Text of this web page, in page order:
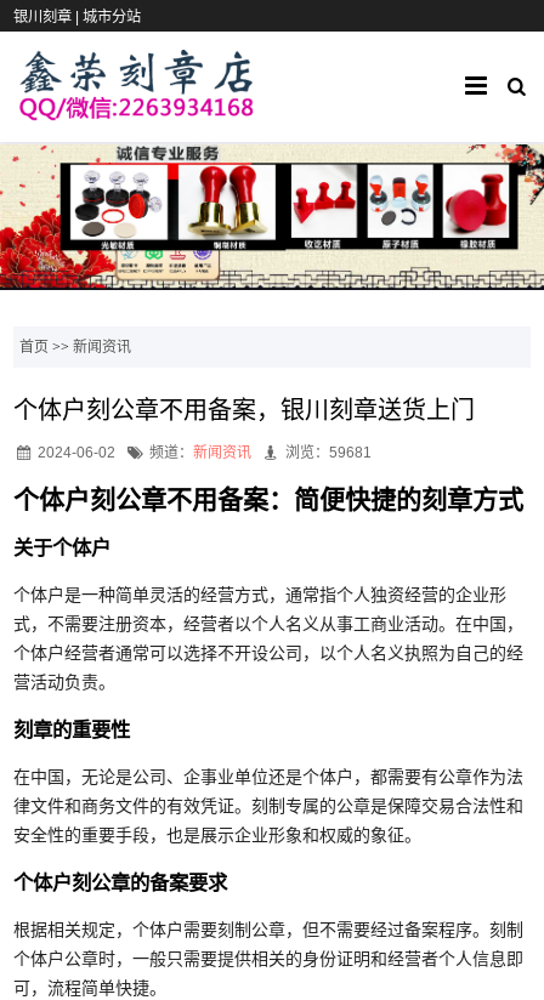
银川刻章 |城市分站
首页 >>新闻资讯
个体户刻公章不用备案，银川刻章送货上门
2024-06-02 频道： 新闻资讯 浏览：59681
个体户刻公章不用备案：简便快捷的刻章方式
关于个体户
个体户是一种简单灵活的经营方式，通常指个人独资经营的企业形
式，不需要注册资本，经营者以个人名义从事工商业活动。在中国，
个体户经营者通常可以选择不开设公司，以个人名义执照为自己的经
营活动负责。
刻章的重要性
在中国，无论是公司、企事业单位还是个体户，都需要有公章作为法
律文件和商务文件的有效凭证。刻制专属的公章是保障交易合法性和
安全性的重要手段，也是展示企业形象和权威的象征。
个体户刻公章的备案要求
根据相关规定，个体户需要刻制公章，但不需要经过备案程序。刻制
个体户公章时，一般只需要提供相关的身份证明和经营者个人信息即
可，流程简单快捷。